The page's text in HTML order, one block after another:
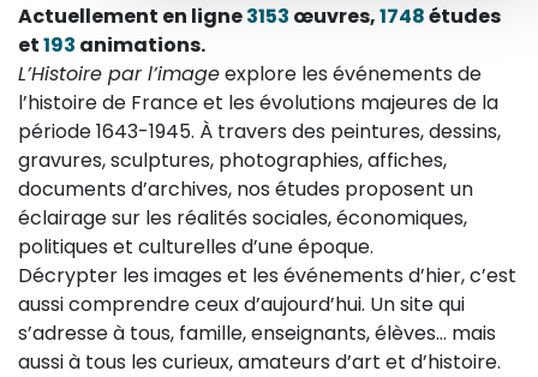
Actuellement en ligne3153 œuvres,1748études
et193 animations.
L’Histoire par l’imageexplore les événements de
l’histoire de France et les évolutions majeures de la
période 1643-1945. À travers des peintures, dessins,
gravures, sculptures, photographies, affiches,
documents d’archives, nos études proposent un
éclairage sur les réalités sociales, économiques,
politiques et culturelles d’une époque.
Décrypter les images et les événements d’hier, c’est
aussi comprendre ceux d’aujourd’hui. Un site qui
s’adresse à tous, famille, enseignants, élèves… mais
aussi à tous les curieux, amateurs d’art et d’histoire.